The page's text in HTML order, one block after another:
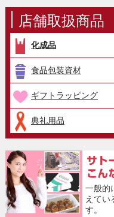
店舗取扱商品
化成品
食品包装資材
ギフトラッピング
典礼用品
一般的
えてい
す。